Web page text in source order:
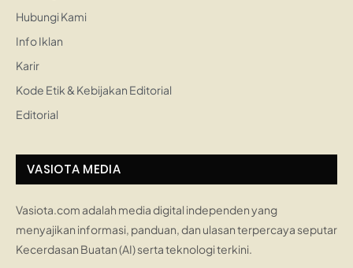
Hubungi Kami
Info Iklan
Karir
Kode Etik & Kebijakan Editorial
Editorial
VASIOTA MEDIA
Vasiota.com adalah media digital independen yang
menyajikan informasi, panduan, dan ulasan terpercaya seputar
Kecerdasan Buatan (AI) serta teknologi terkini.